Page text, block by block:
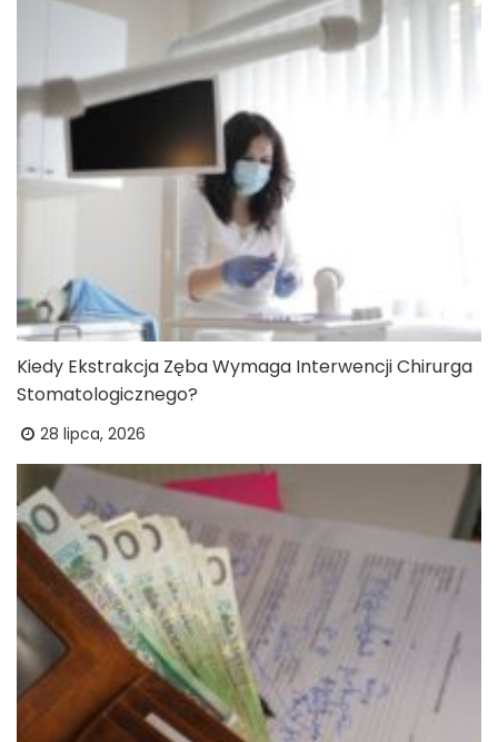
Kiedy Ekstrakcja Zęba Wymaga Interwencji Chirurga
Stomatologicznego?
28 lipca, 2026